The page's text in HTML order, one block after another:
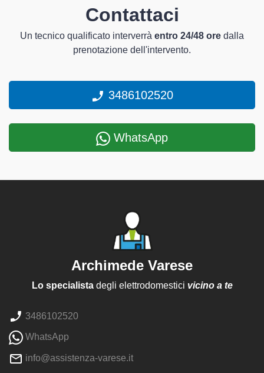
Contattaci
Un tecnico qualificato interverrà entro 24/48 ore dalla
prenotazione dell'intervento.
3486102520
WhatsApp
Archimede Varese
Lo specialistadegli elettrodomestici vicino a te
3486102520
WhatsApp
info@assistenza-varese.it